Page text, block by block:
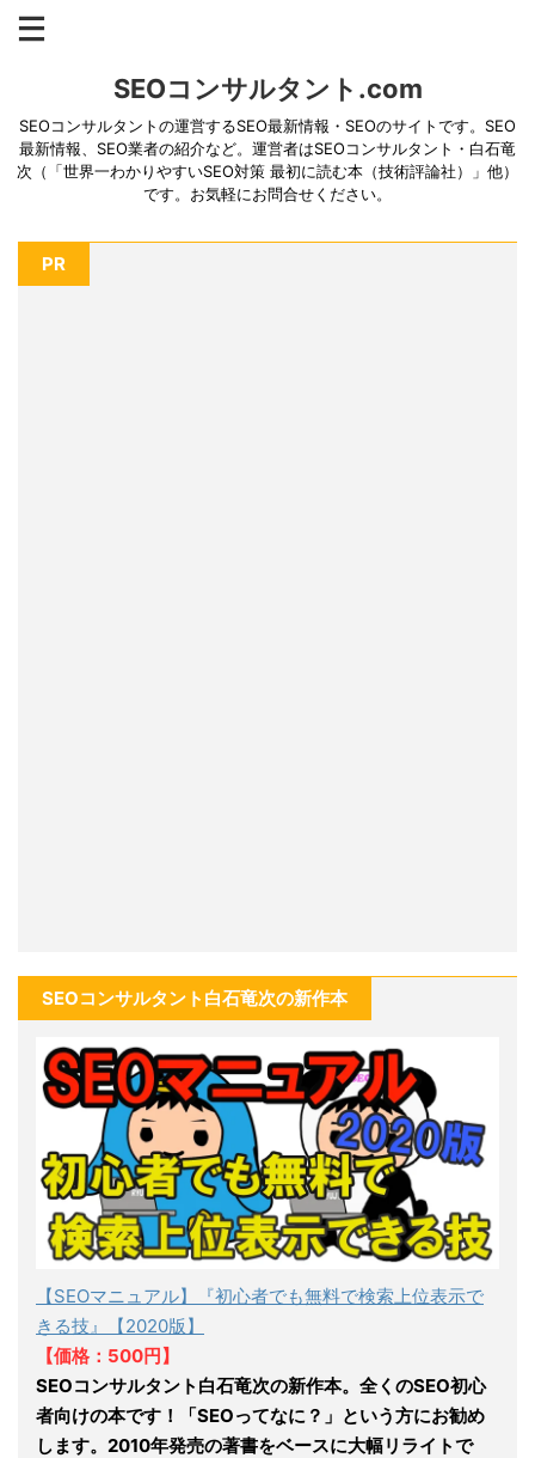
SEOコンサルタント.com
SEOコンサルタントの運営するSEO最新情報・SEOのサイトです。SEO
最新情報、SEO業者の紹介など。運営者はSEOコンサルタント・白石竜
次（「世界一わかりやすいSEO対策 最初に読む本（技術評論社）」他）
です。お気軽にお問合せください。
PR
SEOコンサルタント白石竜次の新作本
【SEOマニュアル】『初心者でも無料で検索上位表示で
きる技』【2020版】
【価格：500円】
SEOコンサルタント白石竜次の新作本。全くのSEO初心
者向けの本です！「SEOってなに？」という方にお勧め
します。2010年発売の著書をベースに大幅リライトで